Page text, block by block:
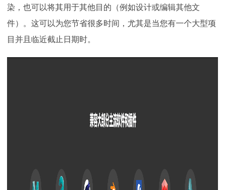
染，也可以将其用于其他目的（例如设计或编辑其他文
件）。这可以为您节省很多时间，尤其是当您有一个大型项
目并且临近截止日期时。